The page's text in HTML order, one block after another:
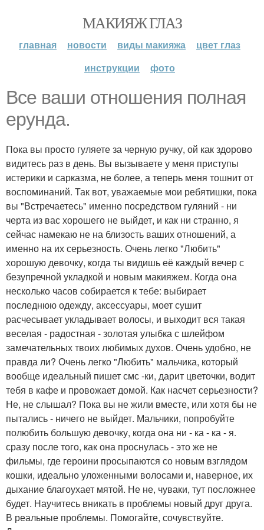
МАКИЯЖ ГЛАЗ
главная новости виды макияжа
цвет глаз
инструкции
фото
Все ваши отношения полная
ерунда.
Пока вы просто гуляете за черную ручку, ой как здорово
видитесь раз в день. Вы вызываете у меня приступы
истерики и сарказма, не более, а теперь меня тошнит от
воспоминаний. Так вот, уважаемые мои ребятишки, пока
вы "Встречаетесь" именно посредством гуляний - ни
черта из вас хорошего не выйдет, и как ни странно, я
сейчас намекаю не на близость ваших отношений, а
именно на их серьезность. Очень легко "Любить"
хорошую девочку, когда ты видишь её каждый вечер с
безупречной укладкой и новым макияжем. Когда она
несколько часов собирается к тебе: выбирает
последнюю одежду, аксессуары, моет сушит
расчесывает укладывает волосы, и выходит вся такая
веселая - радостная - золотая улыбка с шлейфом
замечательных твоих любимых духов. Очень удобно, не
правда ли? Очень легко "Любить" мальчика, который
вообще идеальный пишет смс -ки, дарит цветочки, водит
тебя в кафе и провожает домой. Как насчет серьезности?
Не, не слышал? Пока вы не жили вместе, или хотя бы не
пытались - ничего не выйдет. Мальчики, попробуйте
полюбить большую девочку, когда она ни - ка - ка - я.
сразу после того, как она проснулась - это же не
фильмы, где героини просыпаются со новым взглядом
кошки, идеально уложенными волосами и, наверное, их
дыхание благоухает мятой. Не не, чуваки, тут посложнее
будет. Научитесь вникать в проблемы новый друг друга.
В реальные проблемы. Помогайте, сочувствуйте.